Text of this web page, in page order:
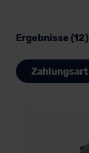
Ergebnisse (12)
Zahlungsart